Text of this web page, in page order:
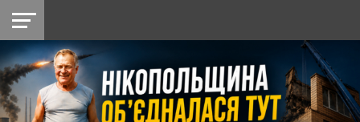
НІКОПОЛЬ
РАЙОН
СІЧЕСЛАВСЬКА
УКРАЇНА
РЕТРО
НІКОПОЛЬ
ЛАЙТ
УКРАЇНА
ДОПОМОГА
РАДІО